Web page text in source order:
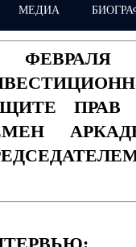
МЕДИА
ФЕВРАЛЯ
ПРАВ